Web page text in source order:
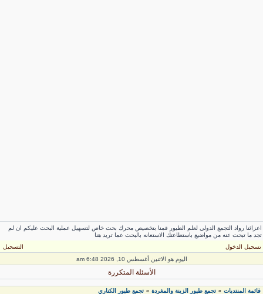
رواد التجمع الدولي لعلم الطيور قمنا بتخصيص محرك بحث خاص لتسهيل عملية البحث عليكم ان لم
ما تبحث عنه من مواضيع باستطاعتك الاستعانه بالبحث عما تريد هنا
تسجيل الدخول
التسجيل
اليوم هو الاثنين أغسطس 10, 2026 6:48 am
الأسئلة المتكررة
قائمة المنتديات» تجمع طيور الزينة والمغردة» تجمع طيور الكناري